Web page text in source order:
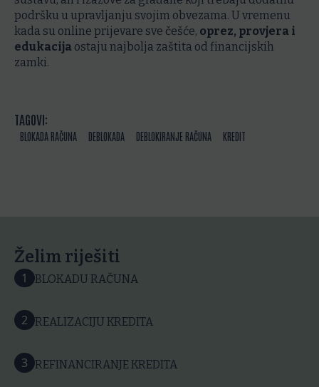
podršku u upravljanju svojim obvezama. U vremenu
kada su online prijevare sve češće, oprez, provjera i
edukacija ostaju najbolja zaštita od financijskih
zamki.
TAGOVI:
BLOKADA RAČUNA DEBLOKADA DEBLOKIRANJE RAČUNA KREDIT
Želim riješiti
1 BLOKADU RAČUNA
2 REALIZACIJU KREDITA
3 REFINANCIRANJE KREDITA